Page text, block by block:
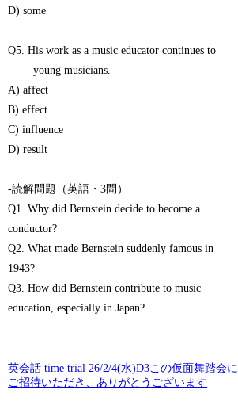
D) some
Q5. His work as a music educator continues to
____ young musicians.
A) affect
B) effect
C) influence
D) result
-読解問題（英語・3問）
Q1. Why did Bernstein decide to become a
conductor?
Q2. What made Bernstein suddenly famous in
1943?
Q3. How did Bernstein contribute to music
education, especially in Japan?
英会話 time trial 26/2/4(水)D3この仮面舞踏会に
ご招待いただき、ありがとうございます